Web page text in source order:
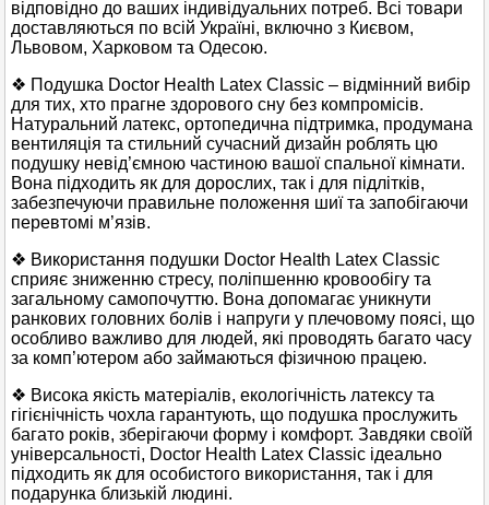
відповідно до ваших індивідуальних потреб. Всі товари
доставляються по всій Україні, включно з Києвом,
Львовом, Харковом та Одесою.
❖ Подушка Doctor Health Latex Classic – відмінний вибір
для тих, хто прагне здорового сну без компромісів.
Натуральний латекс, ортопедична підтримка, продумана
вентиляція та стильний сучасний дизайн роблять цю
подушку невід’ємною частиною вашої спальної кімнати.
Вона підходить як для дорослих, так і для підлітків,
забезпечуючи правильне положення шиї та запобігаючи
перевтомі м’язів.
❖ Використання подушки Doctor Health Latex Classic
сприяє зниженню стресу, поліпшенню кровообігу та
загальному самопочуттю. Вона допомагає уникнути
ранкових головних болів і напруги у плечовому поясі, що
особливо важливо для людей, які проводять багато часу
за комп’ютером або займаються фізичною працею.
❖ Висока якість матеріалів, екологічність латексу та
гігієнічність чохла гарантують, що подушка прослужить
багато років, зберігаючи форму і комфорт. Завдяки своїй
універсальності, Doctor Health Latex Classic ідеально
підходить як для особистого використання, так і для
подарунка близькій людині.